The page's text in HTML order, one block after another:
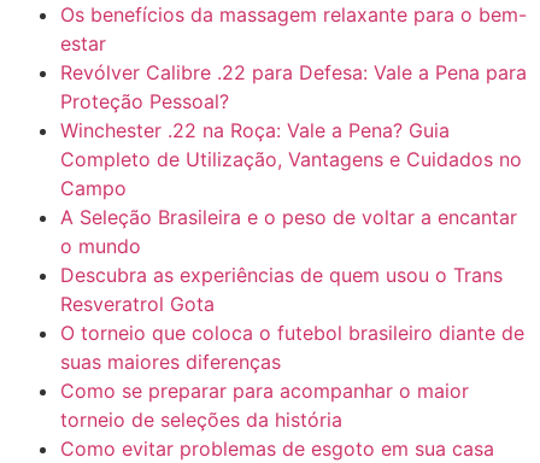
Os benefícios da massagem relaxante para o bem-
estar
Revólver Calibre .22 para Defesa: Vale a Pena para
Proteção Pessoal?
Winchester .22 na Roça: Vale a Pena? Guia
Completo de Utilização, Vantagens e Cuidados no
Campo
A Seleção Brasileira e o peso de voltar a encantar
o mundo
Descubra as experiências de quem usou o Trans
Resveratrol Gota
O torneio que coloca o futebol brasileiro diante de
suas maiores diferenças
Como se preparar para acompanhar o maior
torneio de seleções da história
Como evitar problemas de esgoto em sua casa